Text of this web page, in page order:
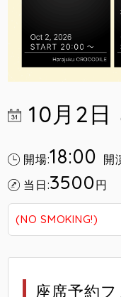
10月2日
開場:18:00 開
当日:3500円
(NO SMOKING!)
座席予約